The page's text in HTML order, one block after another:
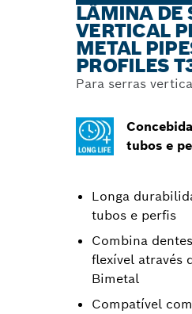
LÂMINA DE
VERTICAL
METAL
PROFILES
Para serras
tubos e
Longa
tubos e perfis
Combina
flexível através
Bimetal
Compatível